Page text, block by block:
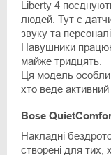
Liberty 4
людей. Тут є
звуку та
Навушники
майже тридцять.
Ця модель
хто веде активний
Bose
Накладні
створені для тих,